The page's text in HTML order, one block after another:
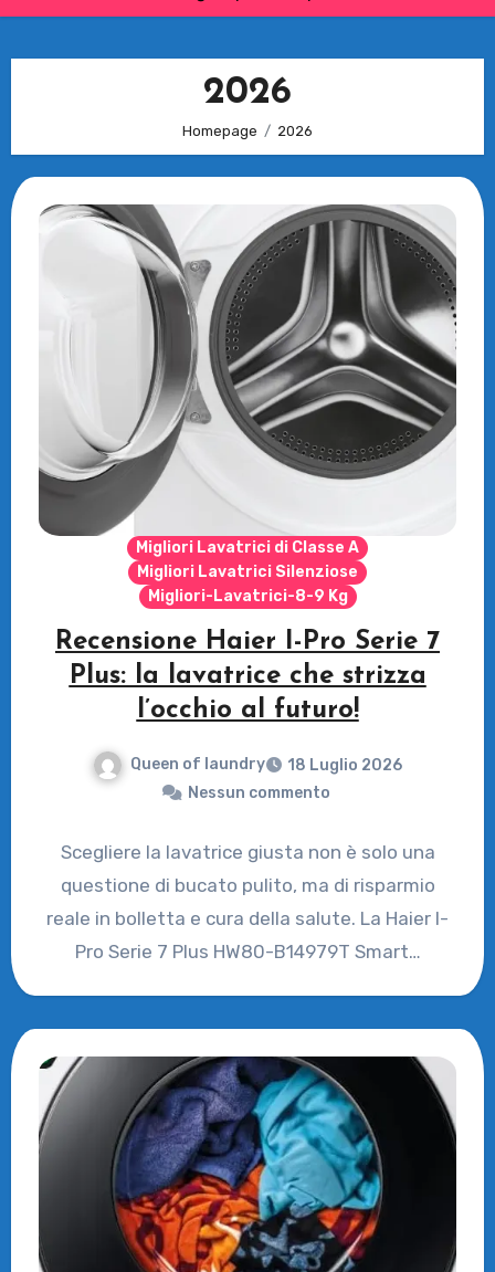
2026
Homepage 2026
Migliori Lavatrici di Classe A
Migliori Lavatrici Silenziose
Migliori-Lavatrici-8-9 Kg
Recensione Haier I-Pro Serie 7
Plus: la lavatrice che strizza
l’occhio al futuro!
Queen of laundry
18 Luglio 2026
Nessun commento
Scegliere la lavatrice giusta non è solo una
questione di bucato pulito, ma di risparmio
reale in bolletta e cura della salute. La Haier I-
Pro Serie 7 Plus HW80-B14979T Smart…